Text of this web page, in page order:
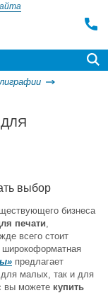
выбор
бизнеса
печати,
всего стоит
широкоформатная
предлагает
для малых, так и для
вы можете купить